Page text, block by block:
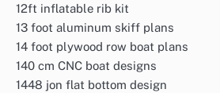
12ft inflatable rib kit
13 foot aluminum skiff plans
14 foot plywood row boat plans
140 cm CNC boat designs
1448 jon flat bottom design